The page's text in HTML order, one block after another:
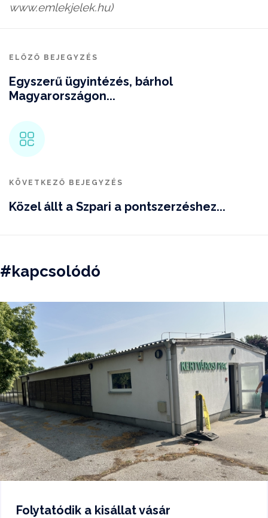
www.emlekjelek.hu)
ELŐZŐ BEJEGYZÉS
Egyszerű ügyintézés, bárhol
Magyarországon...
KÖVETKEZŐ BEJEGYZÉS
Közel állt a Szpari a pontszerzéshez...
#kapcsolódó
Folytatódik a kisállat vásár